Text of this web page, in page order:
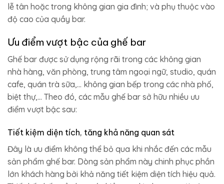
lễ tân hoặc trong không gian gia đình; và phụ thuộc vào
độ cao của quầy bar.
Ưu điểm vượt bậc của ghế bar
Ghế bar được sử dụng rộng rãi trong các không gian
nhà hàng, văn phòng, trung tâm ngoại ngữ, studio, quán
cafe, quán trà sữa,… không gian bếp trong các nhà phố,
biệt thự,… Theo đó, các mẫu ghế bar sở hữu nhiều ưu
điểm vượt bậc sau:
Tiết kiệm diện tích, tăng khả năng quan sát
Đây là ưu điểm không thể bỏ qua khi nhắc đến các mẫu
sản phẩm ghế bar. Dòng sản phẩm này chinh phục phần
lớn khách hàng bởi khả năng tiết kiệm diện tích hiệu quả.